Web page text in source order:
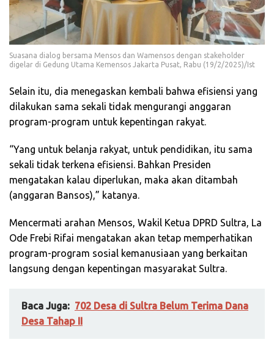
Suasana dialog bersama Mensos dan Wamensos dengan stakeholder
digelar di Gedung Utama Kemensos Jakarta Pusat, Rabu (19/2/2025)/Ist
Selain itu, dia menegaskan kembali bahwa efisiensi yang
dilakukan sama sekali tidak mengurangi anggaran
program-program untuk kepentingan rakyat.
“Yang untuk belanja rakyat, untuk pendidikan, itu sama
sekali tidak terkena efisiensi. Bahkan Presiden
mengatakan kalau diperlukan, maka akan ditambah
(anggaran Bansos),” katanya.
Mencermati arahan Mensos, Wakil Ketua DPRD Sultra, La
Ode Frebi Rifai mengatakan akan tetap memperhatikan
program-program sosial kemanusiaan yang berkaitan
langsung dengan kepentingan masyarakat Sultra.
Baca Juga: 702 Desa di Sultra Belum Terima Dana
Desa Tahap II